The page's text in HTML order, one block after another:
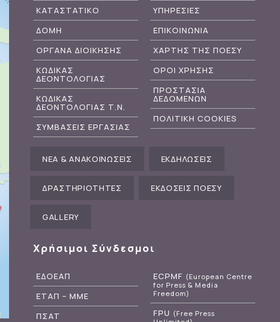
ΚΑΤΑΣΤΑΤΙΚΟ
ΔΟΜΗ
ΟΡΓΑΝΑ ΔΙΟΙΚΗΣΗΣ
ΚΩΔΙΚΑΣ
ΔΕΟΝΤΟΛΟΓΙΑΣ
ΚΩΔΙΚΑΣ
ΔΕΟΝΤΟΛΟΓΙΑΣ Τ.Ν.
ΣΥΜΒΑΣΕΙΣ ΕΡΓΑΣΙΑΣ
ΥΠΗΡΕΣΙΕΣ
ΕΠΙΚΟΙΝΩΝΙΑ
ΧΑΡΤΗΣ ΤΗΣ ΠΟΕΣΥ
ΟΡΟΙ ΧΡΗΣΗΣ
ΠΡΟΣΤΑΣΙΑ
ΔΕΔΟΜΕΝΩΝ
ΠΟΛΙΤΙΚΗ COOKIES
ΝΕΑ & ΑΝΑΚΟΙΝΩΣΕΙΣ ΕΚΔΗΛΩΣΕΙΣ
ΔΡΑΣΤΗΡΙΟΤΗΤΕΣ ΕΚΔΟΣΕΙΣ ΠΟΕΣΥ
GALLERY
Χρήσιμοι Σύνδεσμοι
ΕΔΟΕΑΠ
ΕΤΑΠ – ΜΜΕ
ΠΣΑΤ
ECPMF (European Centre
for Press & Media
Freedom)
FPU (Free Press